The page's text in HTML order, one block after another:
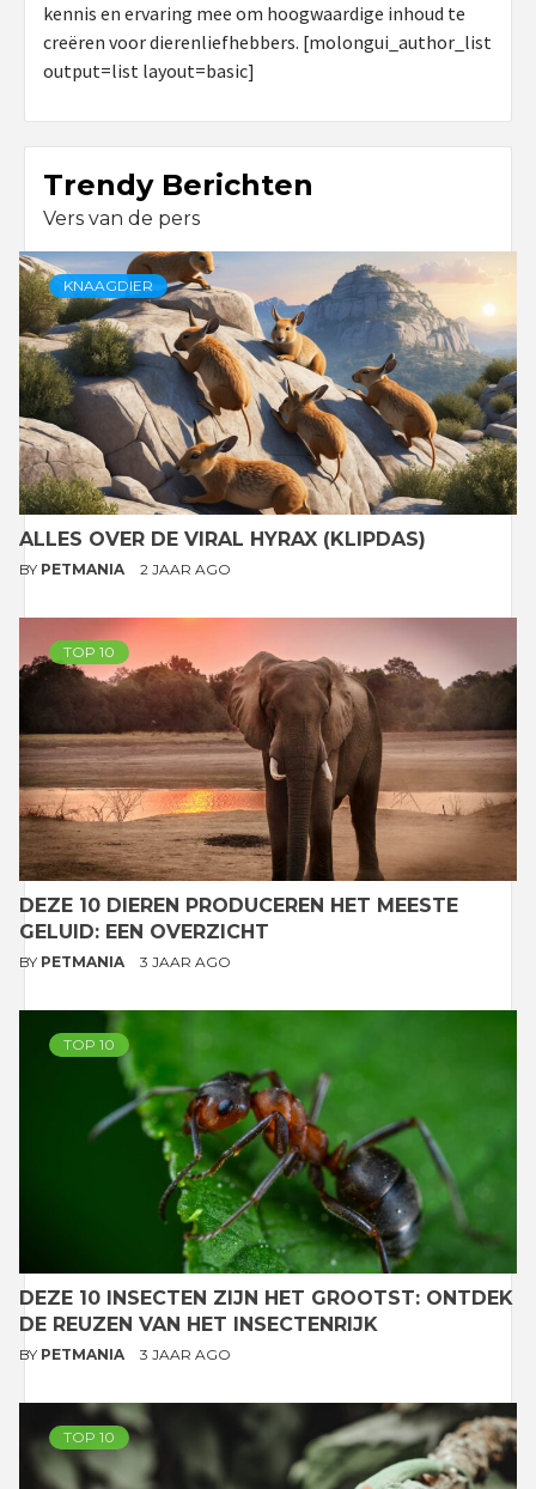
kennis en ervaring mee om hoogwaardige inhoud te
creëren voor dierenliefhebbers. [molongui_author_list
output=list layout=basic]
Trendy Berichten
Vers van de pers
KNAAGDIER
ALLES OVER DE VIRAL HYRAX (KLIPDAS)
BY PETMANIA 2 JAAR AGO
TOP 10
DEZE 10 DIEREN PRODUCEREN HET MEESTE
GELUID: EEN OVERZICHT
BY PETMANIA 3 JAAR AGO
TOP 10
DEZE 10 INSECTEN ZIJN HET GROOTST: ONTDEK
DE REUZEN VAN HET INSECTENRIJK
BY PETMANIA 3 JAAR AGO
TOP 10